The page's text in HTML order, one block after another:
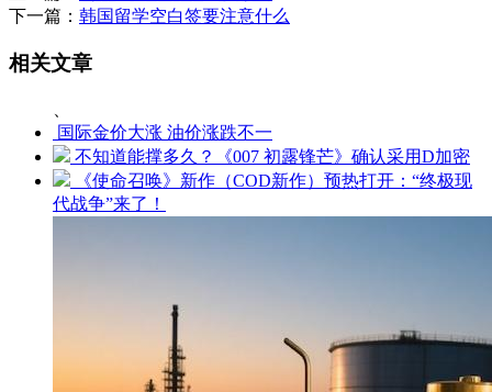
下一篇： 韩国留学空白签要注意什么
相关文章
国际金价大涨 油价涨跌不一
不知道能撑多久？《007 初露锋芒》确认采用D加密
《使命召唤》新作（COD新作）预热打开：“终极现
代战争”来了！